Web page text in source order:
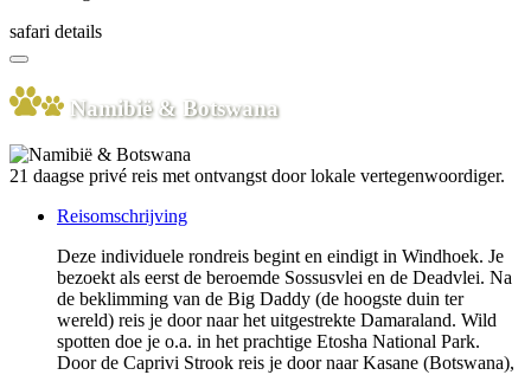
safari details
Namibië & Botswana
21 daagse privé reis met ontvangst door lokale vertegenwoordiger.
Reisomschrijving
Deze individuele rondreis begint en eindigt in Windhoek. Je
bezoekt als eerst de beroemde Sossusvlei en de Deadvlei. Na
de beklimming van de Big Daddy (de hoogste duin ter
wereld) reis je door naar het uitgestrekte Damaraland. Wild
spotten doe je o.a. in het prachtige Etosha National Park.
Door de Caprivi Strook reis je door naar Kasane (Botswana),